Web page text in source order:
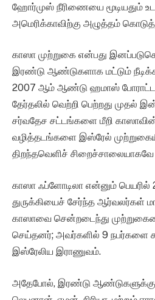
ஹோர்முஸ் நீரிணையை மூடியதும்
அமெரிக்காவிற்கு அழுத்தம்
காஸா முற்றுகை என்பது
இரண்டு ஆண்டுகளாக மட்டும்
2007 ஆம் ஆண்டு ஹமாஸ் போராட்டக்
தேர்தலில் வெற்றி பெற்றது முதல்
சர்வதேச சட்டங்களை மீறி
வழித்தடங்களை இஸ்ரேல்
திறந்தவெளிச் சிறைச்சாலையாகவே
காஸா ஃப்ளோடிலா என்னும் பெயரில்
துருக்கியைச் சேர்ந்த ஆர்வலர்கள்
காஸாவை சென்றடைந்து
செய்தனர்; அவர்களில் 9 நபர்களை
இஸ்ரேலிய இராணுவம்.
அதேபோல், இரண்டு